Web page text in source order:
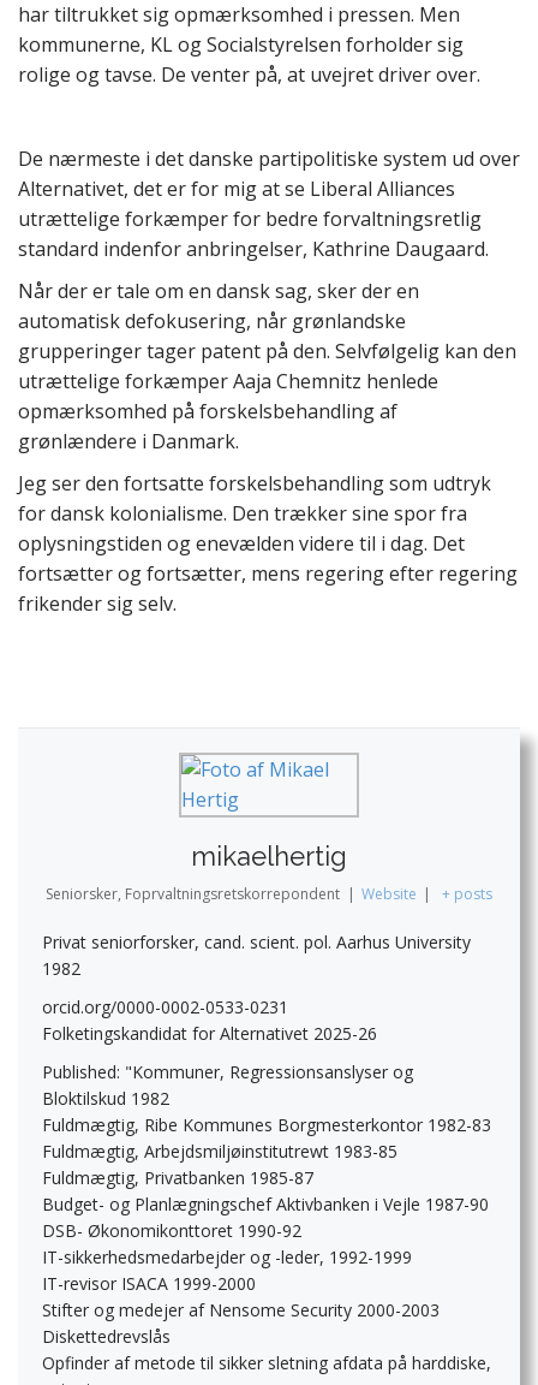
har tiltrukket sig opmærksomhed i pressen. Men
kommunerne, KL og Socialstyrelsen forholder sig
rolige og tavse. De venter på, at uvejret driver over.
De nærmeste i det danske partipolitiske system ud over
Alternativet, det er for mig at se Liberal Alliances
utrættelige forkæmper for bedre forvaltningsretlig
standard indenfor anbringelser, Kathrine Daugaard.
Når der er tale om en dansk sag, sker der en
automatisk defokusering, når grønlandske
grupperinger tager patent på den. Selvfølgelig kan den
utrættelige forkæmper Aaja Chemnitz henlede
opmærksomhed på forskelsbehandling af
grønlændere i Danmark.
Jeg ser den fortsatte forskelsbehandling som udtryk
for dansk kolonialisme. Den trækker sine spor fra
oplysningstiden og enevælden videre til i dag. Det
fortsætter og fortsætter, mens regering efter regering
frikender sig selv.
mikaelhertig
Seniorsker, Foprvaltningsretskorrepondent | Website | + posts
Privat seniorforsker, cand. scient. pol. Aarhus University
1982
orcid.org/0000-0002-0533-0231
Folketingskandidat for Alternativet 2025-26
Published: "Kommuner, Regressionsanslyser og
Bloktilskud 1982
Fuldmægtig, Ribe Kommunes Borgmesterkontor 1982-83
Fuldmægtig, Arbejdsmiljøinstitutrewt 1983-85
Fuldmægtig, Privatbanken 1985-87
Budget- og Planlægningschef Aktivbanken i Vejle 1987-90
DSB- Økonomikonttoret 1990-92
IT-sikkerhedsmedarbejder og -leder, 1992-1999
IT-revisor ISACA 1999-2000
Stifter og medejer af Nensome Security 2000-2003
Diskettedrevslås
Opfinder af metode til sikker sletning afdata på harddiske,